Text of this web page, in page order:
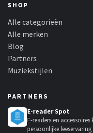
SHOP
Alle categorieën
Alle merken
Blog
Partners
Muziekstijlen
PARTNERS
E-reader Spot
E-readers en
persoonlijke leeservaring